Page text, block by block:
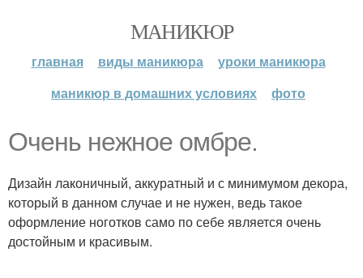
МАНИКЮР
главная виды маникюра
уроки маникюра
маникюр в домашних условиях
фото
Очень нежное омбре.
Дизайн лаконичный, аккуратный и с минимумом декора,
который в данном случае и не нужен, ведь такое
оформление ноготков само по себе является очень
достойным и красивым.